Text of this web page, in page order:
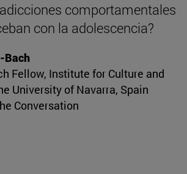
comportamentales
con la adolescencia?
Bach
Fellow, Institute for Culture and
University of Navarra, Spain
Conversation